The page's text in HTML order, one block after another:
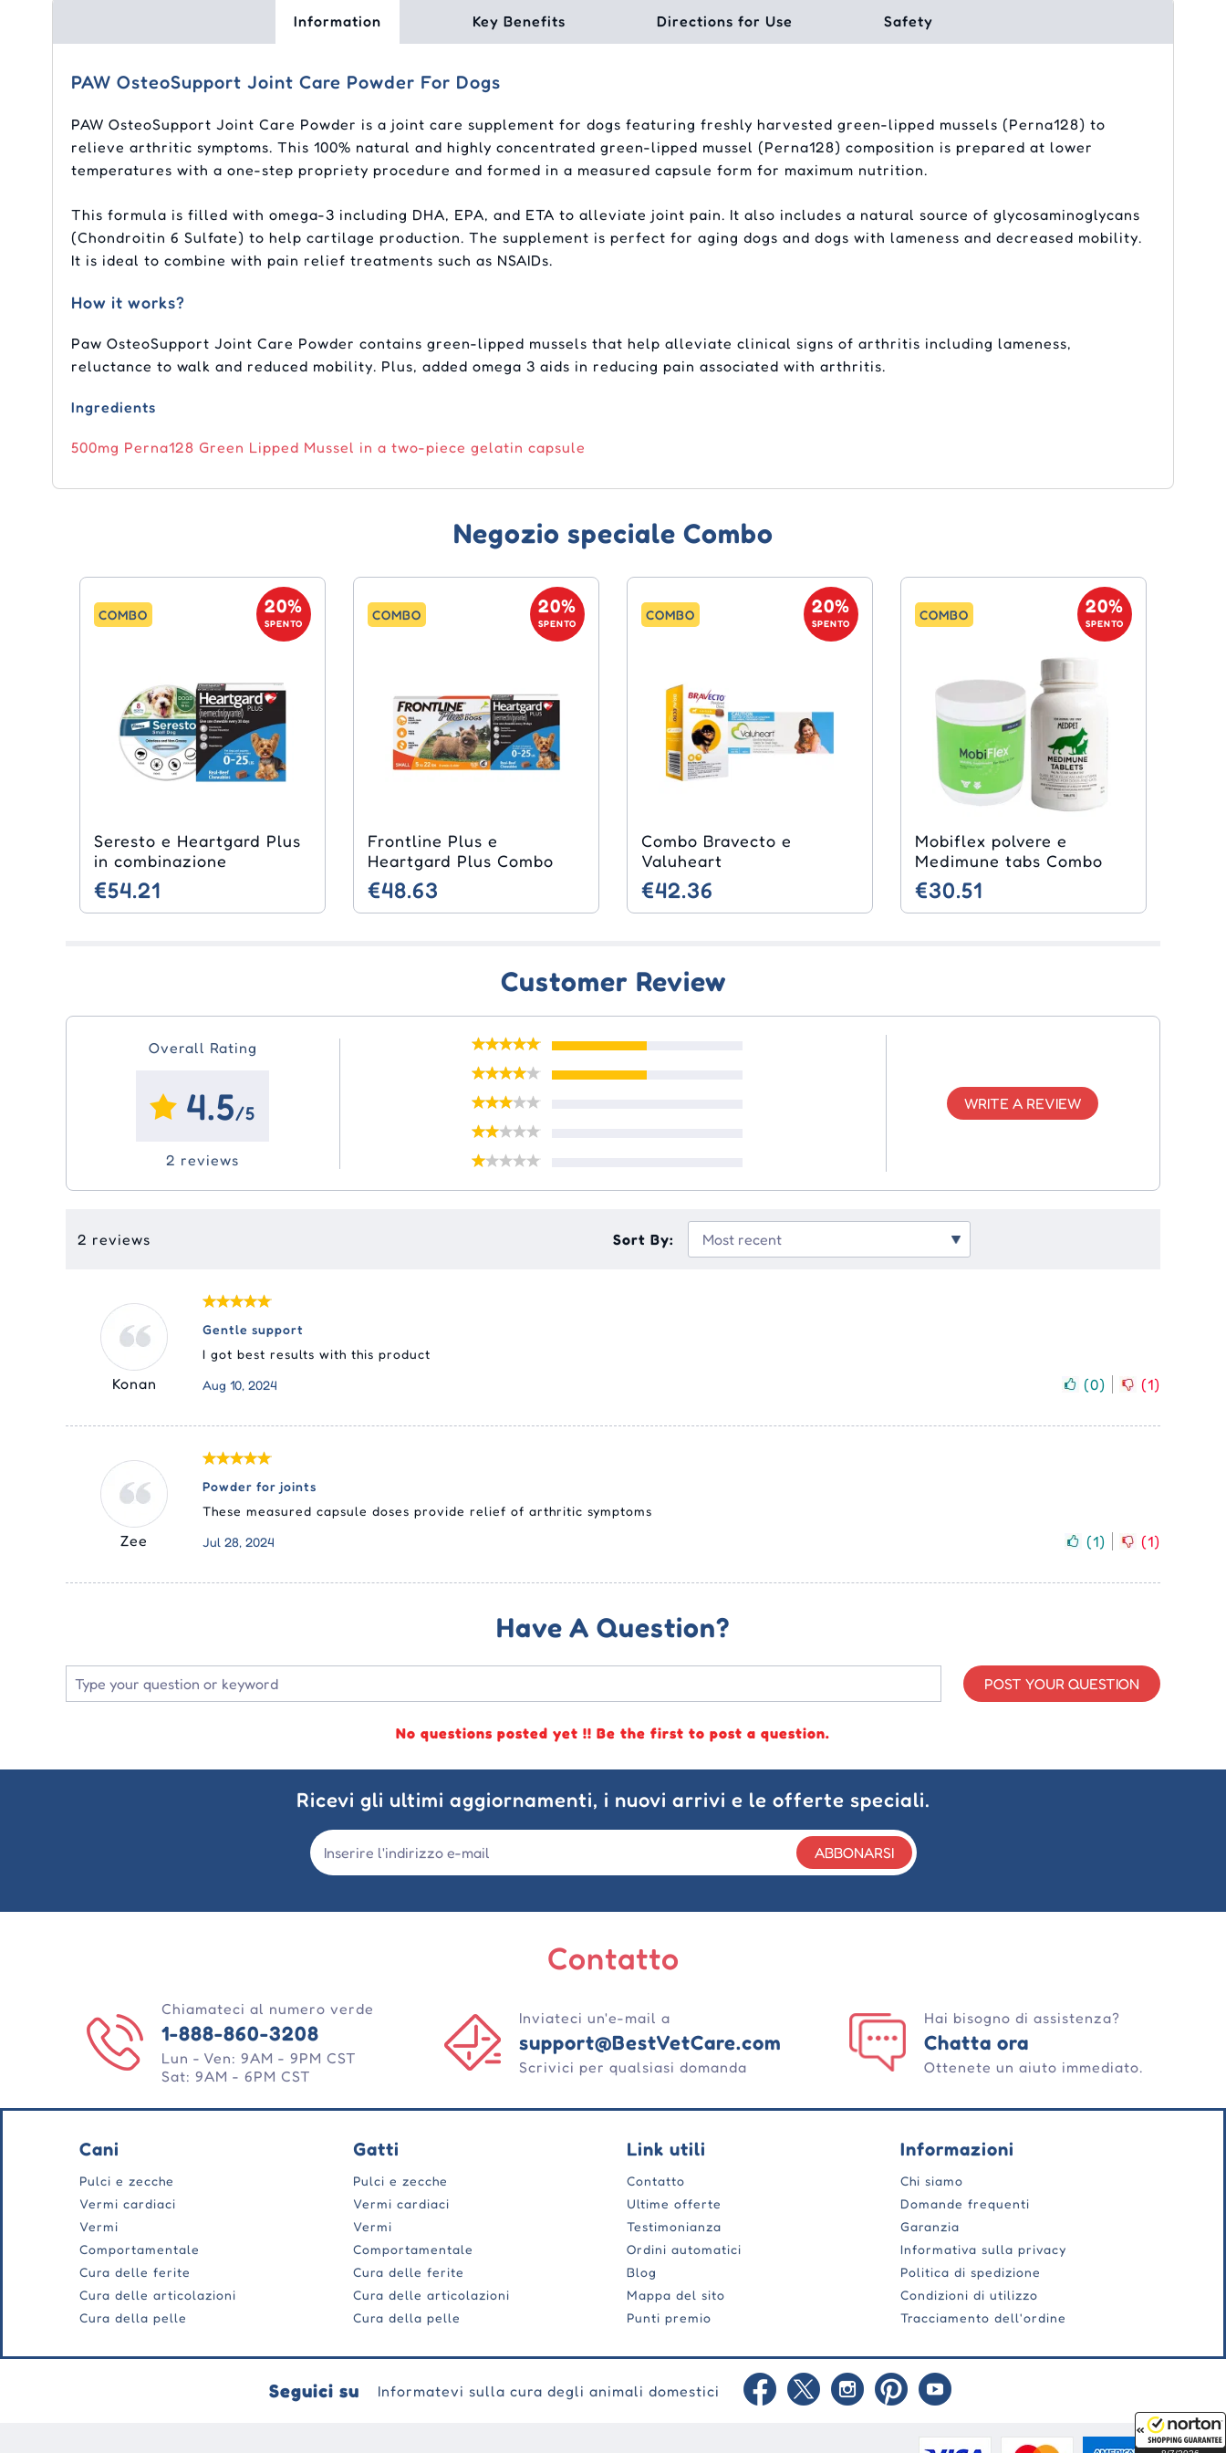
Information Key Benefits Directions for Use Safety
PAW OsteoSupport Joint Care Powder For Dogs
PAW OsteoSupport Joint Care Powder is a joint care supplement for dogs featuring freshly harvested green-lipped mussels (Perna128) to
relieve arthritic symptoms. This 100% natural and highly concentrated green-lipped mussel (Perna128) composition is prepared at lower
temperatures with a one-step propriety procedure and formed in a measured capsule form for maximum nutrition.
This formula is filled with omega-3 including DHA, EPA, and ETA to alleviate joint pain. It also includes a natural source of glycosaminoglycans
(Chondroitin 6 Sulfate) to help cartilage production. The supplement is perfect for aging dogs and dogs with lameness and decreased mobility.
It is ideal to combine with pain relief treatments such as NSAIDs.
How it works?
Paw OsteoSupport Joint Care Powder contains green-lipped mussels that help alleviate clinical signs of arthritis including lameness,
reluctance to walk and reduced mobility. Plus, added omega 3 aids in reducing pain associated with arthritis.
Ingredients
500mg Perna128 Green Lipped Mussel in a two-piece gelatin capsule
Negozio speciale Combo
COMBO 20%
SPENTO
Seresto e Heartgard Plus
in combinazione
€54.21
COMBO 20%
SPENTO
Frontline Plus e
Heartgard Plus Combo
€48.63
COMBO 20%
SPENTO
Combo Bravecto e
Valuheart
€42.36
COMBO 20%
SPENTO
Mobiflex polvere e
Medimune tabs Combo
€30.51
Customer Review
Overall Rating
4.5/5
2 reviews
WRITE A REVIEW
2 reviews Sort By:
Konan
Gentle support
I got best results with this product
Aug 10, 2024
(0) (1)
Zee
Powder for joints
These measured capsule doses provide relief of arthritic symptoms
Jul 28, 2024
(1) (1)
Have A Question?
POST YOUR QUESTION
No questions posted yet !! Be the first to post a question.
Ricevi gli ultimi aggiornamenti, i nuovi arrivi e le offerte speciali.
ABBONARSI
Contatto
Chiamateci al numero verde
1-888-860-3208
Lun - Ven: 9AM - 9PM CST
Sat: 9AM - 6PM CST
Inviateci un'e-mail a
support@BestVetCare.com
Scrivici per qualsiasi domanda
Hai bisogno di assistenza?
Chatta ora
Ottenete un aiuto immediato.
Cani
Pulci e zecche
Vermi cardiaci
Vermi
Comportamentale
Cura delle ferite
Cura delle articolazioni
Cura della pelle
Gatti
Pulci e zecche
Vermi cardiaci
Vermi
Comportamentale
Cura delle ferite
Cura delle articolazioni
Cura della pelle
Link utili
Contatto
Ultime offerte
Testimonianza
Ordini automatici
Blog
Mappa del sito
Punti premio
Informazioni
Chi siamo
Domande frequenti
Garanzia
Informativa sulla privacy
Politica di spedizione
Condizioni di utilizzo
Tracciamento dell'ordine
Seguici su Informatevi sulla cura degli animali domestici